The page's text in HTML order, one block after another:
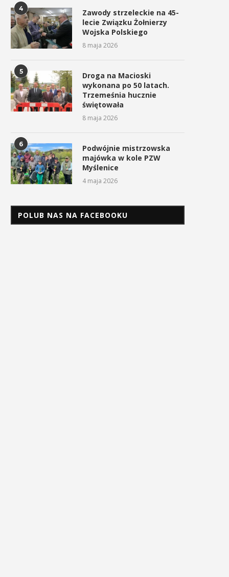
4
Zawody strzeleckie na 45-
lecie Związku Żołnierzy
Wojska Polskiego
8 maja 2026
5
Droga na Macioski
wykonana po 50 latach.
Trzemeśnia hucznie
świętowała
8 maja 2026
6
Podwójnie mistrzowska
majówka w kole PZW
Myślenice
4 maja 2026
POLUB NAS NA FACEBOOKU